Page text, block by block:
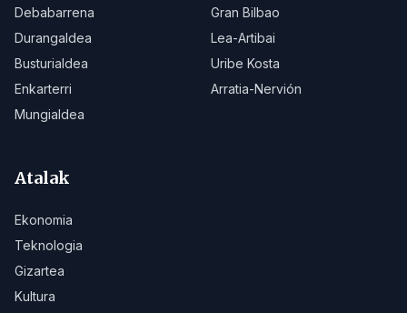
Debabarrena
Gran Bilbao
Durangaldea
Lea-Artibai
Busturialdea
Uribe Kosta
Enkarterri
Arratia-Nervión
Mungialdea
Atalak
Ekonomia
Teknologia
Gizartea
Kultura